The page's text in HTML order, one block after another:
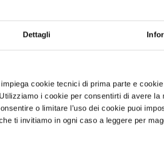
Dettagli
cookie tecnici di prima parte e
i cookie per consentirti di avere
o limitare l’uso dei cookie puoi
ti invitiamo in ogni caso a leggere per